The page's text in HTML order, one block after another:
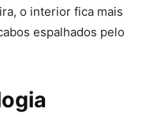
o interior fica mais
espalhados pelo